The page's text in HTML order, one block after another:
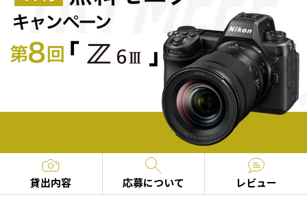
貸出内容 応募について レビュー